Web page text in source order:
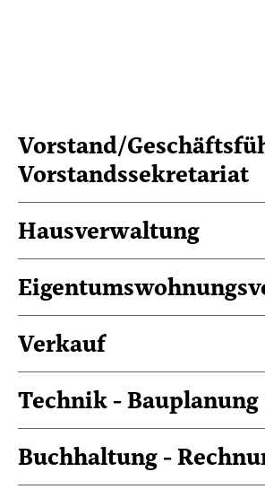
Vorstand/
Vorstandssekretariat
Hausverwaltung
Verkauf
Technik - Bauplanung
Buchhaltung -